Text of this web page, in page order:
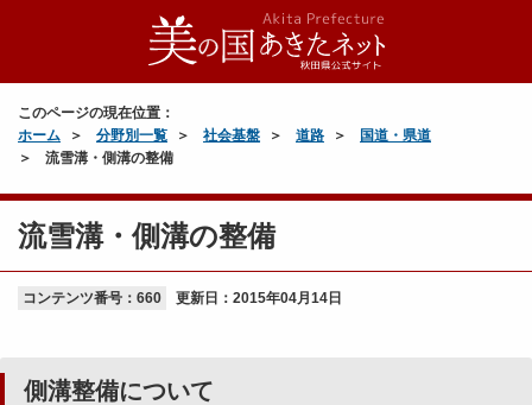
このページの現在位置：
ホーム
分野別一覧 社会基盤 道路
国道・県道
流雪溝・側溝の整備
流雪溝・側溝の整備
コンテンツ番号：660 更新日： 2015年04月14日
側溝整備について